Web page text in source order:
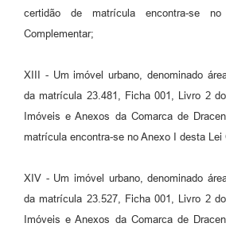
certidão de matrícula encontra-se
Complementar;
XIII - Um imóvel urbano, denominado
da matrícula 23.481, Ficha 001, Livro 2
Imóveis e Anexos da Comarca de
matrícula encontra-se no Anexo I desta Lei
XIV - Um imóvel urbano, denominado
da matrícula 23.527, Ficha 001, Livro 2
Imóveis e Anexos da Comarca de